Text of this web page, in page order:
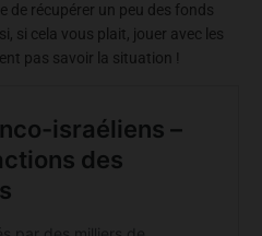
de récupérer un peu des fonds
si cela vous plait, jouer avec les
pas savoir la situation !